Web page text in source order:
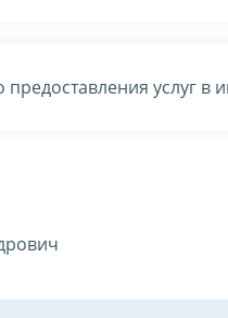
предоставления услуг в